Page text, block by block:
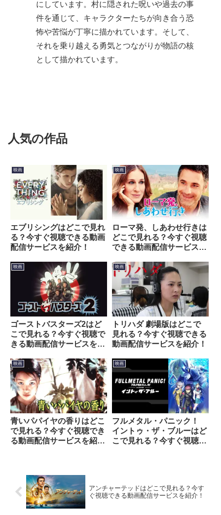
にしています。村に隠された呪いや過去の事
件を通じて、キャラクターたちが向き合う恐
怖や苦悩が丁寧に描かれています。そして、
それを乗り越える勇気とつながりが物語の核
として描かれています。
人気の作品
映画
エブリシングはどこで見れ
る？今すぐ視聴できる動画
配信サービスを紹介！
映画
ローマ発、しあわせ行きは
どこで見れる？今すぐ視聴
できる動画配信サービスを
映画
ゴーストバスターズ2はど
こで見れる？今すぐ視聴で
きる動画配信サービスを紹
映画
トリハダ 劇場版はどこで
見れる？今すぐ視聴できる
動画配信サービスを紹介！
映画
青いパパイヤの香りはどこ
で見れる？今すぐ視聴でき
る動画配信サービスを紹
映画
フルメタル・パニック！
イントゥ・ザ・ブルーはど
こで見れる？今すぐ視聴で
アンチャーテッドはどこで見れる？今す
ぐ視聴できる動画配信サービスを紹介！